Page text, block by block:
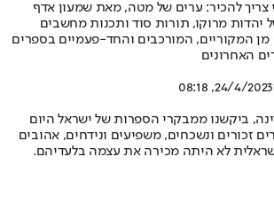
יהדות מרוקו, תורות סוד ותכנות מחשבים
• מן המקוריים, המורכבים והחד-פעמיים בספרים
האחרונים
24/4/2023, 08:18
שנה למדינה, ביקשנו ממבקרי הספרות של ישראל היום
של 75 ספרים זכורים ונשכחים, משפיעים ונידחים, אהובים
לא היתה מכירה את עצמה בלעדיהם.